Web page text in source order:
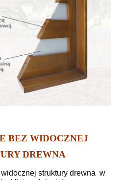
BEZ WIDOCZNEJ
DREWNA
struktury drewna w